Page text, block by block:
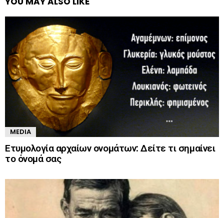
MEDIA
Ετυμολογία αρχαίων ονομάτων: Δείτε τι σημαίνει
το όνομά σας